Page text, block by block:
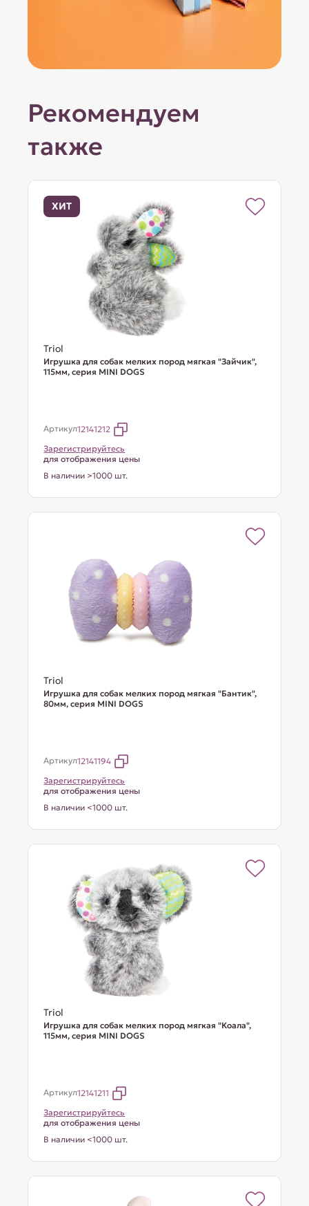
Рекомендуем
также
ХИТ
Triol
Игрушка для собак мелких пород мягкая "Зайчик",
115мм, серия MINI DOGS
Артикул12141212
Зарегистрируйтесь
для отображения цены
В наличии >1000 шт.
Triol
Игрушка для собак мелких пород мягкая "Бантик",
80мм, серия MINI DOGS
Артикул12141194
Зарегистрируйтесь
для отображения цены
В наличии <1000 шт.
Triol
Игрушка для собак мелких пород мягкая "Коала",
115мм, серия MINI DOGS
Артикул12141211
Зарегистрируйтесь
для отображения цены
В наличии <1000 шт.